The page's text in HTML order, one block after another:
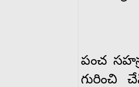
పంచ
గురించి